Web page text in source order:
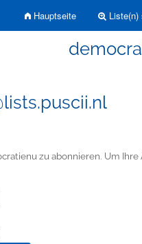
Hauptseite Liste(n)
zu abonnieren. Um